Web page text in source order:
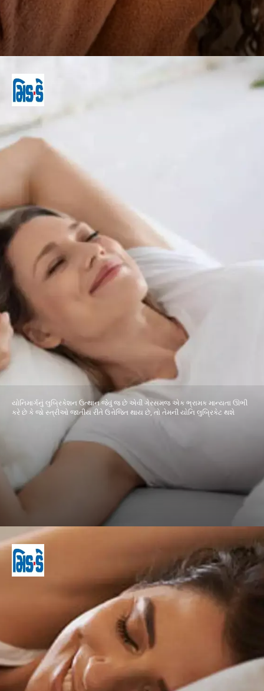
યોનિમાર્ગનું લુબ્રિકેશન ઉત્થાન જેવું જ છે એવી ગેરસમજ એક ભ્રામક માન્યતા ઊભી
કરે છે કે જો સ્ત્રીઓ જાતીય રીતે ઉત્તેજિત થાય છે, તો તેમની યોનિ લુબ્રિકેટ થશે